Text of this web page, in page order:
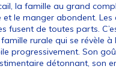
la famille au grand
le manger abondent. Les
fusent de toutes parts.
rurale qui se révèle
progressivement. Son
détonnant, son